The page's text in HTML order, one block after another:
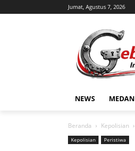
Jumat, Agustus 7, 2026
NEWS MEDAN
Beranda Kepolisian
Kepolisian Peristiwa